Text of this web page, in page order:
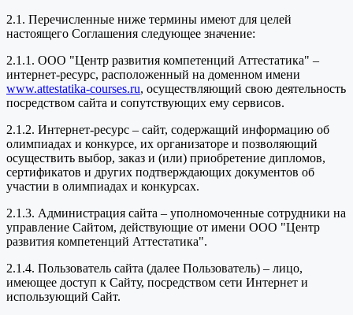
2.1. Перечисленные ниже термины имеют для целей
настоящего Соглашения следующее значение:
2.1.1. ООО "Центр развития компетенций Аттестатика" –
интернет-ресурс, расположенный на доменном имени
www.attestatika-courses.ru, осуществляющий свою деятельность
посредством сайта и сопутствующих ему сервисов.
2.1.2. Интернет-ресурс – сайт, содержащий информацию об
олимпиадах и конкурсе, их организаторе и позволяющий
осуществить выбор, заказ и (или) приобретение дипломов,
сертификатов и других подтверждающих документов об
участии в олимпиадах и конкурсах.
2.1.3. Администрация сайта – уполномоченные сотрудники на
управление Сайтом, действующие от имени ООО "Центр
развития компетенций Аттестатика".
2.1.4. Пользователь сайта (далее Пользователь) – лицо,
имеющее доступ к Сайту, посредством сети Интернет и
использующий Сайт.